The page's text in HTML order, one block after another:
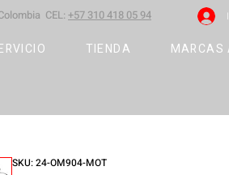
CEL: +57 310 418 05 94
TIENDA MARCAS
SKU: 24-OM904-MOT